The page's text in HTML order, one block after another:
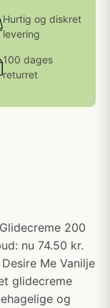
Hurtig og diskret
levering
100 dages
returret
200
nu 74.50 kr.
Me Vanilje
glidecreme
og